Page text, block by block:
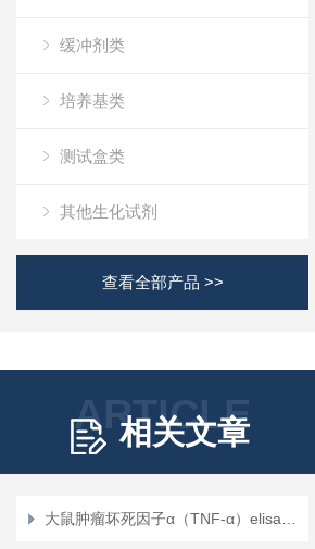
缓冲剂类
培养基类
测试盒类
其他生化试剂
查看全部产品 >>
ARTICLE
相关文章